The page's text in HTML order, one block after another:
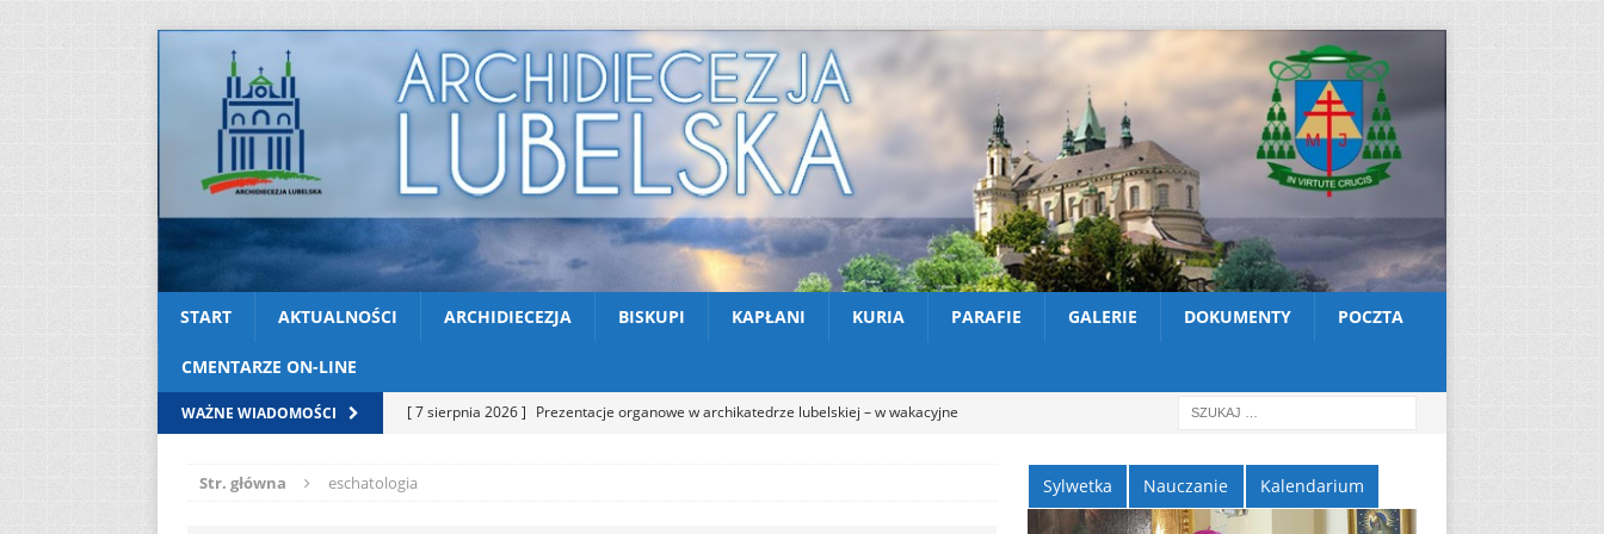
START AKTUALNOŚCI ARCHIDIECEZJA BISKUPI KAPŁANI KURIA PARAFIE GALERIE DOKUMENTY POCZTA
CMENTARZE ON-LINE
WAŻNE WIADOMOŚCI [ 7 sierpnia 2026 ] Prezentacje organowe w archikatedrze lubelskiej – w wakacyjne
[ 7 sierpnia 2026 ]
Str. główna eschatologia Sylwetka Nauczanie Kalendarium